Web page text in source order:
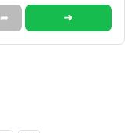
➦ ➜